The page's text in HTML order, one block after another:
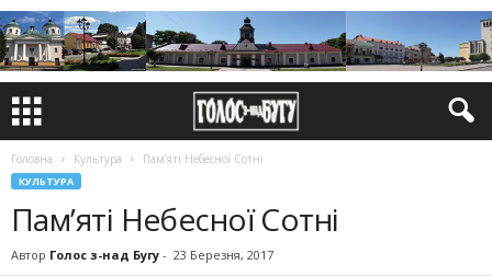
Головна Культура Пам’яті Небесної Сотні
КУЛЬТУРА
Пам’яті Небесної Сотні
Автор Голос з-над Бугу - 23 Березня, 2017